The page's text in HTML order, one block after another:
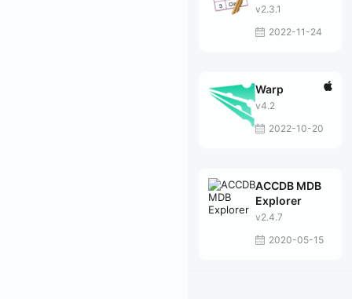
v2.3.1
2022-11-24
Warp
v4.2
2022-10-20
ACCDB MDB
Explorer
v2.4.7
2020-05-15